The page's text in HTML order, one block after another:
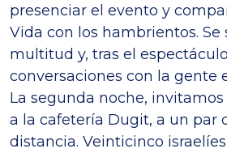
presenciar el evento y
Vida con los hambrientos.
multitud y, tras el
conversaciones con la gente
La segunda noche,
a la cafetería Dugit, a un par
distancia. Veinticinco